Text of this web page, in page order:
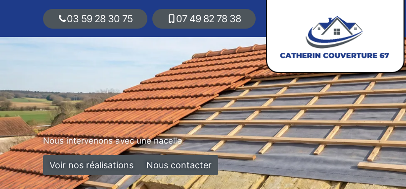
03 59 28 30 75 07 49 82 78 38
Nous intervenons avec une nacelle
Voir nos réalisations Nous contacter